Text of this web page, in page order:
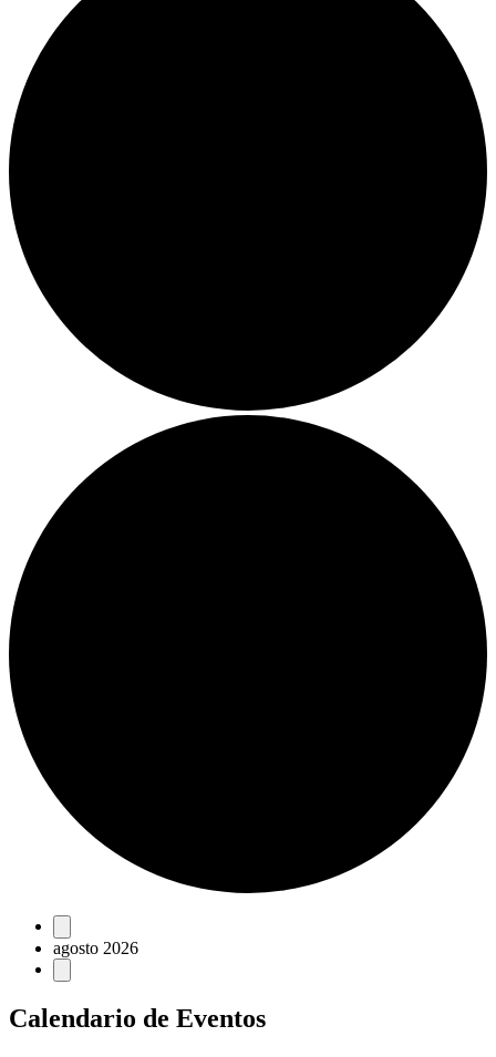
Eventos
agosto 2026
Calendario de Eventos